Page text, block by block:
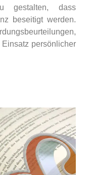
gestalten, dass
beseitigt werden.
persönlicher